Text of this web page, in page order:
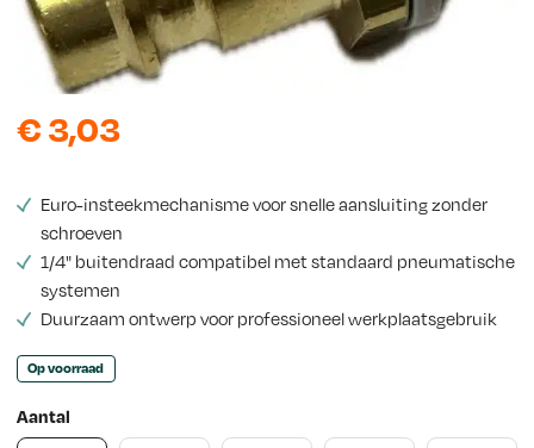
s
€3,03
Euro-insteekmechanisme voor snelle aansluiting zonder
schroeven
1/4" buitendraad compatibel met standaard pneumatische
systemen
Duurzaam ontwerp voor professioneel werkplaatsgebruik
Op voorraad
Aantal